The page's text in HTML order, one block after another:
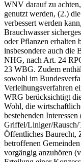
WNV darauf zu
genutzt werden, (2.)
verbessert werden
Brauchwasser
oder Pflanzen erhalten
insbesondere auch die
NHG, nach Art. 24
23 WBG. Zudem
sowohl im
Verleihungsverfahren
WRG berücksichtigt
Wohl, die
bestehenden
Griffel/Liniger/Rausch/
Öffentliches Baurecht,
betroffenen
vorgängig anzuhören